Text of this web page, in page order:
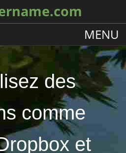
MENU
des
comme
et